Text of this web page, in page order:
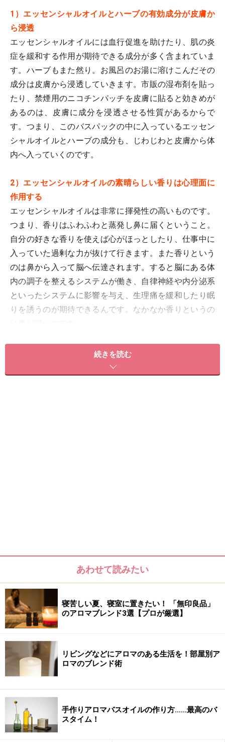
1）エッセンシャルオイルとハーブの有効成分が皮膚か
ら浸透
エッセンシャルオイルには血行促進を助けたり、肌の炎
症を緩和する作用が期待できる成分が多く含まれていま
す。ハーブもまた然り。お風呂のお湯に溶けこんだその
成分は皮膚から浸透していきます。市販の湿布剤を貼っ
たり、禁煙用のニコチンパッチを皮膚に貼ると効きめが
あるのは、皮膚に成分を浸透させる性質があるからで
す。つまり、このバスパックの中に入っているエッセン
シャルオイルとハーブの成分も、じわじわと皮膚から体
内へ入っていくのです。
2）エッセンシャルオイルの素晴らしい香りは心理面に
作用する
エッセンシャルオイルは非常に揮発性の高いものです。
つまり、香りはふわふわと蒸発し鼻に届くということ。
自分の好きな香りを使えば心がほっとしたり、仕事中に
入っていた過剰な力が抜けて行きます。また香りという
のは鼻から入って脳へ伝達されます。すると脳にある体
内の調子を整えるシステムが働き、自律神経や内分泌系
といったシステムに影響を与え、生理痛を緩和したり眠
りを誘うのが期待できるんです。なかなか香りというの
3）ハーブを加えることにより視覚的にも満足！
エッセンシャルオイルのみをお風呂に入れる
※記事内容は執筆時点のものです。最新の内容をご確認くださ
続きを読む
あわせて読みたい
寝苦しい夏、寝室に置きたい！ 「無印良品」
のアロマブレンド3選【プロが厳選】
リビングなどにアロマのある生活を！部屋別ア
ロマのブレンド術
手作りアロマバスオイルの作り方……最高のバ
スタイム！